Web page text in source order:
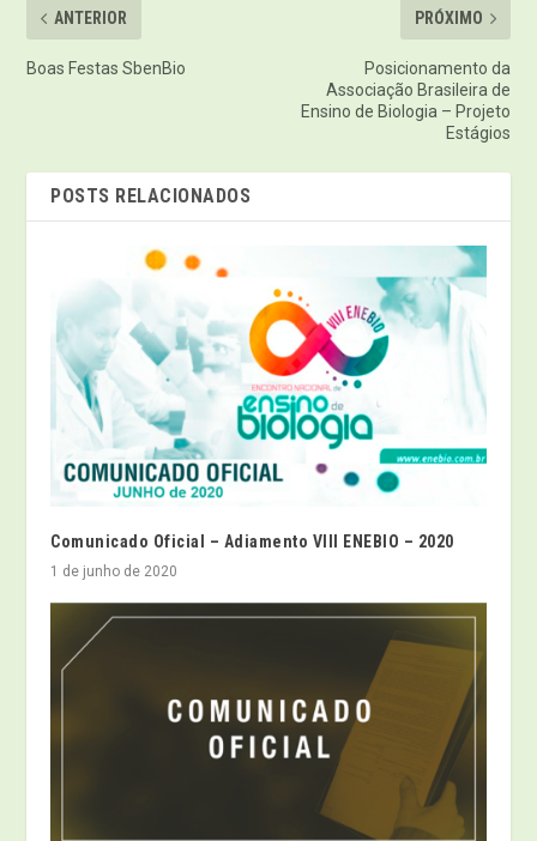
ANTERIOR
Boas Festas SbenBio
PRÓXIMO
Posicionamento da
Associação Brasileira de
Ensino de Biologia – Projeto
Estágios
POSTS RELACIONADOS
Comunicado Oficial – Adiamento VIII ENEBIO – 2020
1 de junho de 2020